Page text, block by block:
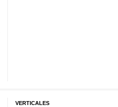
VERTICALES